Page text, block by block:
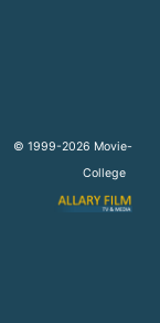
© 1999-2026 Movie-
College